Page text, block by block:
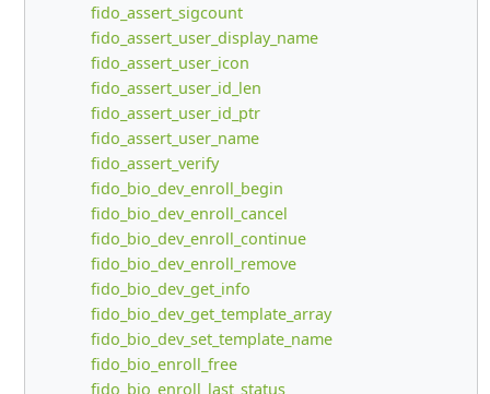
fido_assert_sigcount
fido_assert_user_display_name
fido_assert_user_icon
fido_assert_user_id_len
fido_assert_user_id_ptr
fido_assert_user_name
fido_assert_verify
fido_bio_dev_enroll_begin
fido_bio_dev_enroll_cancel
fido_bio_dev_enroll_continue
fido_bio_dev_enroll_remove
fido_bio_dev_get_info
fido_bio_dev_get_template_array
fido_bio_dev_set_template_name
fido_bio_enroll_free
fido_bio_enroll_last_status